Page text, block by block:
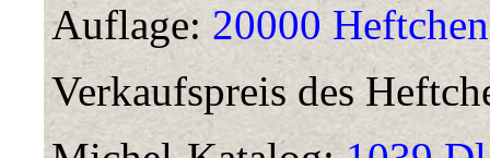
Auflage: 20000 Heftchen
Verkaufspreis des